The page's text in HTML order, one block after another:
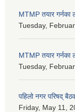
MTMP तयार गर्नका
Tuesday,
MTMP तयार गर्नका
Tuesday,
पहिलो नगर परिषद्
Friday, May 11,